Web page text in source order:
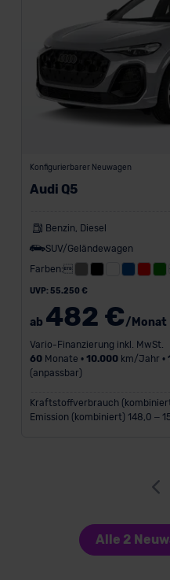
Konfigurierbarer Neuwagen
Audi Q5
Benzin, Diesel
SUV/Geländewagen
Farben:
UVP: 55.250 €
ab 482 €/Monat
Vario-Finanzierung inkl. MwSt.
60Monate • 10.000km/Jahr •
(anpassbar)
Kraftstoffverbrauch
Emission (kombiniert) 148,0 –
Alle 2